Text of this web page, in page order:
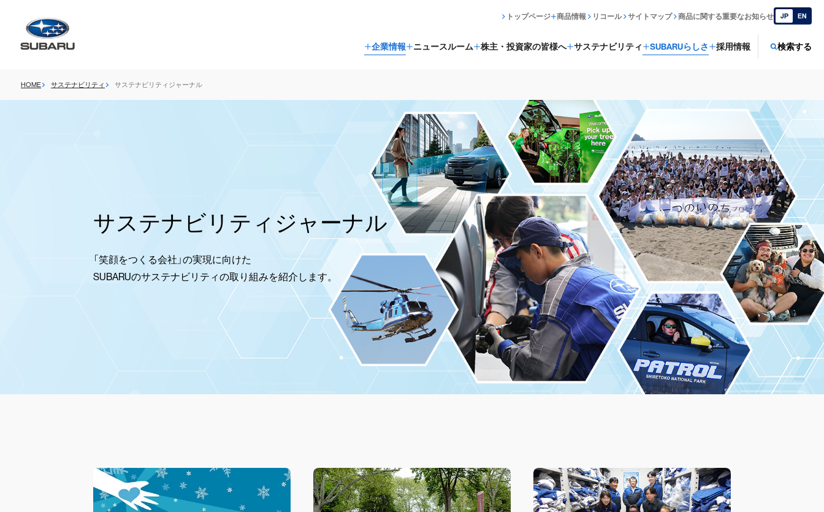
企業情報 ニュースルーム 株主・投資家の皆様へ サステナビリティ SUBARUらしさ 採用情報 検索する
トップページ 商品情報 リコール サイトマップ 商品に関する重要なお知らせ JP EN
HOME サステナビリティ サステナビリティジャーナル
サステナビリティ ジャーナル
「笑顔をつくる会社」の実現に向けた
SUBARUのサステナビリティの取り組みを紹介します。